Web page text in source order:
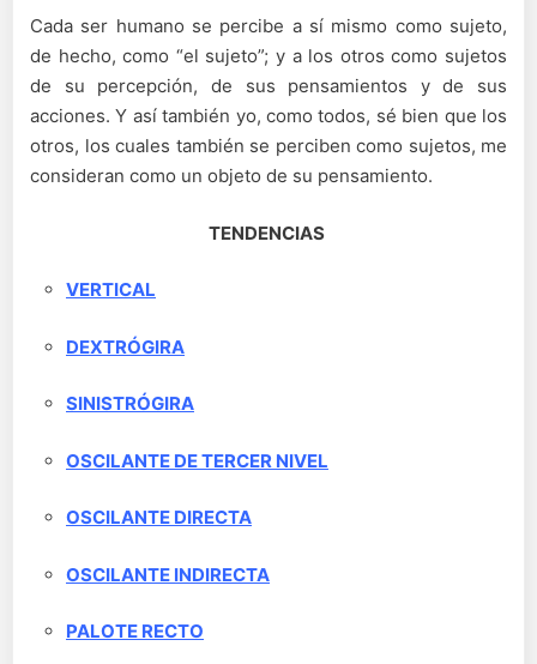
Cada ser humano se percibe a sí mismo como sujeto,
de hecho, como “el sujeto”; y a los otros como sujetos
de su percepción, de sus pensamientos y de sus
acciones. Y así también yo, como todos, sé bien que los
otros, los cuales también se perciben como sujetos, me
consideran como un objeto de su pensamiento.
TENDENCIAS
VERTICAL
DEXTRÓGIRA
SINISTRÓGIRA
OSCILANTE DE TERCER NIVEL
OSCILANTE DIRECTA
OSCILANTE INDIRECTA
PALOTE RECTO